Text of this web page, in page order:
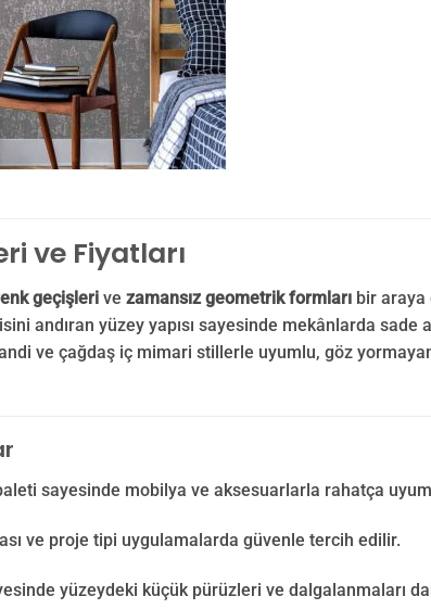
ve Fiyatları
geçişleri ve zamansız geometrik formları bir
andıran yüzey yapısı sayesinde mekânlarda sade
ve çağdaş iç mimari stillerle uyumlu, göz
sayesinde mobilya ve aksesuarlarla rahatça
ve proje tipi uygulamalarda güvenle tercih edilir.
yüzeydeki küçük pürüzleri ve dalgalanmaları